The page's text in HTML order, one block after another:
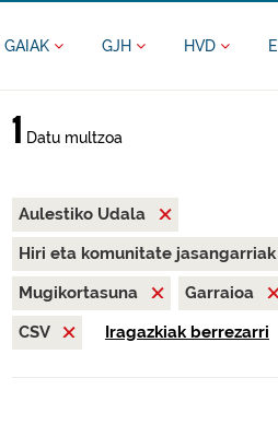
GAIAK GJH HVD
1 Datu multzoa
Aulestiko Udala
Hiri eta komunitate jasangarriak
Mugikortasuna
Garraioa
CSV
Iragazkiak berrezarri